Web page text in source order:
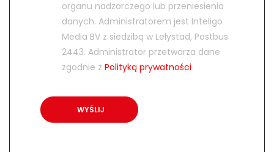
organu nadzorczego lub przeniesienia
danych. Administratorem jest Inteligo
Media BV z siedzibą w Lelystad, Postbus
2443. Administrator przetwarza dane
zgodnie z Polityką prywatności